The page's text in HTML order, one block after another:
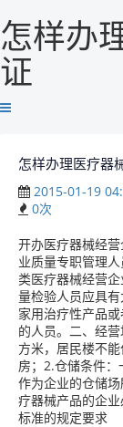
怎样办
证
怎样办理医疗器
2015-01-19
0次
开办医疗器械经
业质量专职管理
类医疗器械经营
量检验人员应具
家用治疗性产品
的人员。二、经
方米，居民楼不
房；2.仓储条件
作为企业的仓储
疗器械产品的企
标准的规定要求